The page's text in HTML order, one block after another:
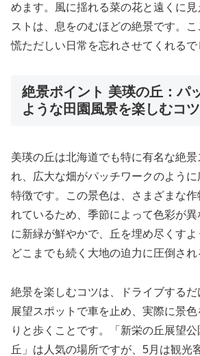
めます。風に揺れる菜の花と遠くに
ストは、息をのむほどの絶景です。こ
慌ただしい日常を忘れさせてくれるで
絶景ポイント 美瑛の丘：パ
ような田園風景を楽しむコツ
美瑛の丘は北海道でも特に有名な絶
れ、広大な畑がパッチワークのよう
特徴です。この景色は、さまざまな
れているため、季節によって色彩が
に新緑が鮮やかで、丘を埋め尽くすよ
どこまでも続く大地の迫力に圧倒され
絶景を楽しむコツは、ドライブする
展望スポットで車を止め、実際に景色
りと歩くことです。「新栄の丘展望
丘」は人気の場所ですが、5月は観光